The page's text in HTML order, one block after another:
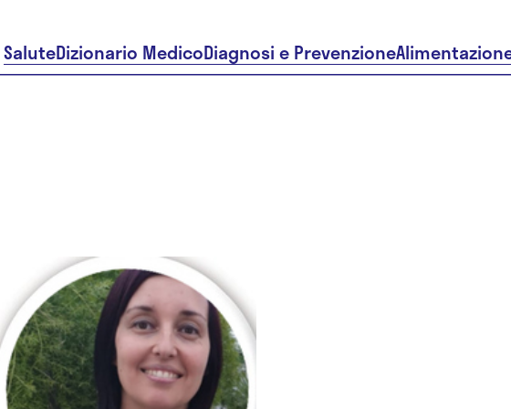
SaluteDizionario MedicoDiagnosi e Prevenzione